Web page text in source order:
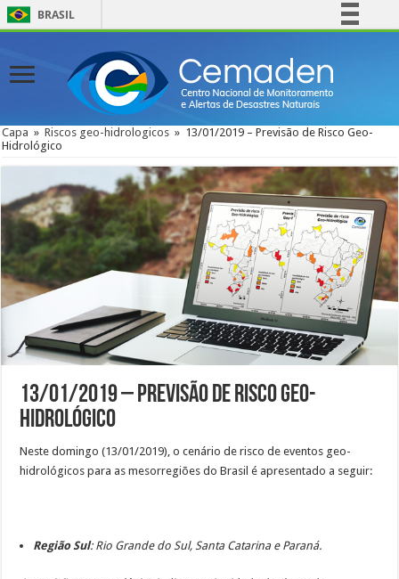
BRASIL
Comunica BR
Participe
Acesso à informação
Canais
Capa » Riscos geo-hidrologicos » 13/01/2019 – Previsão de Risco Geo-
Hidrológico
13/01/2019 – Previsão de Risco Geo-
Hidrológico
Neste domingo (13/01/2019), o cenário de risco de eventos geo-
hidrológicos para as mesorregiões do Brasil é apresentado a seguir:
Região Sul: Rio Grande do Sul, Santa Catarina e Paraná.